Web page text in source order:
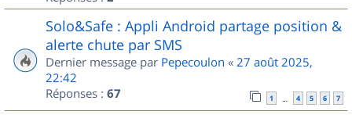
Solo&Safe : Appli Android partage position &
alerte chute par SMS
Dernier message par Pepecoulon « 27 août 2025,
22:42
Réponses : 67 1 … 4 5 6 7